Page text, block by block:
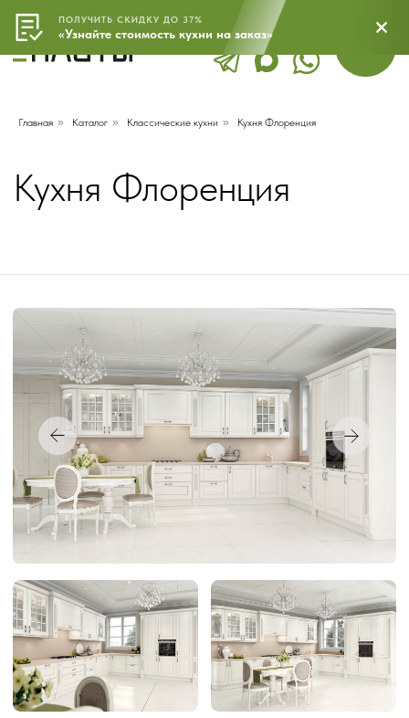
МЕНЮ
8 800 500 24 43
Главная » Каталог » Классические кухни » Кухня Флоренция
Кухня Флоренция
Дуб
Древесина
Классика
Шпон, Массив дерева
Материал фасада:
Стиль:
ПОЛУЧИТЬ СКИДКУ ДО 37%
«Узнайте стоимость кухни на заказ»